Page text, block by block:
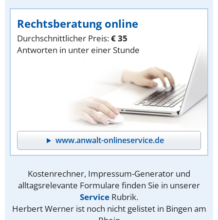
Rechtsberatung online
Durchschnittlicher Preis:€ 35
Antworten in unter einer Stunde
www.anwalt-onlineservice.de
Kostenrechner, Impressum-Generator und
alltagsrelevante Formulare finden Sie in unserer
Service Rubrik.
Herbert Werner ist noch nicht gelistet in Bingen am